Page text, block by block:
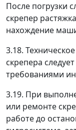
После погрузки
скрепер
нахождение
3.18.
скрепера
требованиями
3.19. При
или ремонте
работе до